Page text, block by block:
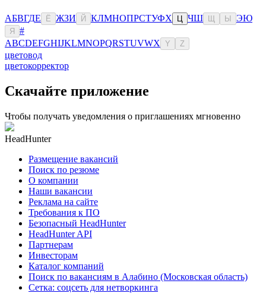
АБВГДЕ Ё ЖЗИ Й КЛМНОПРСТУФХ ЧШ Ы ЭЮ
Я
#
ABCDEFGHIJKLMNOPQRSTUVWX Y Z
цветовод
цветокорректор
Скачайте приложение
Чтобы получать уведомления о приглашениях мгновенно
HeadHunter
Размещение вакансий
Поиск по резюме
О компании
Наши вакансии
Реклама на сайте
Требования к ПО
Безопасный HeadHunter
HeadHunter API
Партнерам
Инвесторам
Каталог компаний
Поиск по вакансиям в Алабино (Московская область)
Сетка: соцсеть для нетворкинга